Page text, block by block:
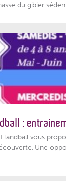
du gibier
:
vous
Une